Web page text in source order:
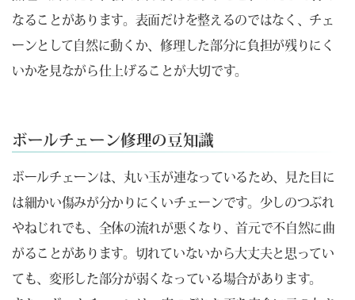
なることがあります。表面だけを整えるのではなく、チェ
ーンとして自然に動くか、修理した部分に負担が残りにく
いかを見ながら仕上げることが大切です。
ボールチェーン修理の豆知識
ボールチェーンは、丸い玉が連なっているため、見た目に
は細かい傷みが分かりにくいチェーンです。少しのつぶれ
やねじれでも、全体の流れが悪くなり、首元で不自然に曲
がることがあります。切れていないから大丈夫と思ってい
ても、変形した部分が弱くなっている場合があります。